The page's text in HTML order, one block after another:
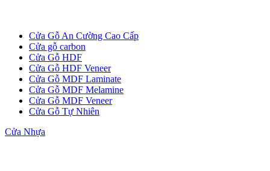
Cửa Gỗ An Cường Cao Cấp
Cửa gỗ carbon
Cửa Gỗ HDF
Cửa Gỗ HDF Veneer
Cửa Gỗ MDF Laminate
Cửa Gỗ MDF Melamine
Cửa Gỗ MDF Veneer
Cửa Gỗ Tự Nhiên
Cửa Nhựa